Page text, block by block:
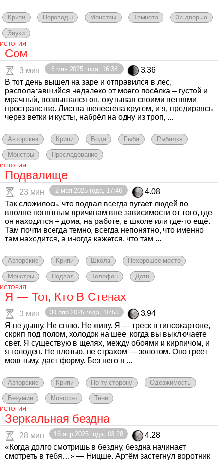
Крипи Переводы Монстры Темнота За дверью
Звуки
ИСТОРИЯ
Сом
3 мин 6 мая 2025 года, 16:34
3.36
В тот день вышел на заре и отправился в лес,
располагавшийся недалеко от моего посёлка – густой и
мрачный, возвышался он, окутывая своими ветвями
пространство. Листва шелестела кругом, и я, продираясь
через ветки и кусты, набрёл на одну из троп, ...
Авторские Крипи Вода Рыба Рыбалка
Монстры Преследование
ИСТОРИЯ
Подвалище
23 мин 2 мая 2025 года, 17:46
4.08
Так сложилось, что подвал всегда пугает людей по
вполне понятным причинам вне зависимости от того, где
он находится – дома, на работе, в школе или где-то ещё.
Там почти всегда темно, всегда непонятно, что именно
там находится, а иногда кажется, что там ...
Авторские Крипи Школа Нехорошее место
Монстры Подвал Телефон Дети
ИСТОРИЯ
Я — Тот, Кто В Стенах
3 мин 30 апр 2025 года, 16:53
3.94
Я не дышу. Не сплю. Не живу. Я — треск в гипсокартоне,
скрип под полом, холодок на шее, когда вы выключаете
свет. Я существую в щелях, между обоями и кирпичом, и
я голоден. Не плотью, не страхом — золотом. Оно греет
мою тьму, дает форму. Без него я ...
Авторские Крипи По ту сторону Одержимость
Безумие Монстры Тени
ИСТОРИЯ
Зеркальная бездна
28 мин 16 апр 2025 года, 03:28
4.28
«Когда долго смотришь в бездну, бездна начинает
смотреть в тебя…» — Ницше. Артём застегнул воротник